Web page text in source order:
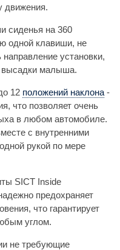
движения.
сиденья на 360
одной клавиши, не
установки,
высадки малыша.
12 положений наклона -
что позволяет очень
в любом автомобиле.
с внутренними
рукой по мере
SICT Inside
предохраняет
что гарантирует
углом.
не требующие